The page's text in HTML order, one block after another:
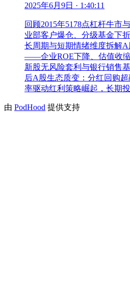
2025年6月9日 · 1:40:11
回顾2015年5178点杠杆牛市
业部客户爆仓、分级基金下
长周期与短期情绪维度拆解
——企业ROE下降、估值收
新股无风险套利与银行销售
后A股生态质变：分红回购
率驱动红利策略崛起，长期
由 PodHood 提供支持